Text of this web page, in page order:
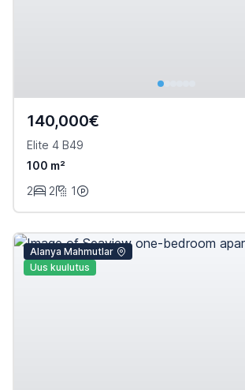
140,000€
Elite 4 B49
100 m²
2
2 1
Alanya Mahmutlar
Uus kuulutus